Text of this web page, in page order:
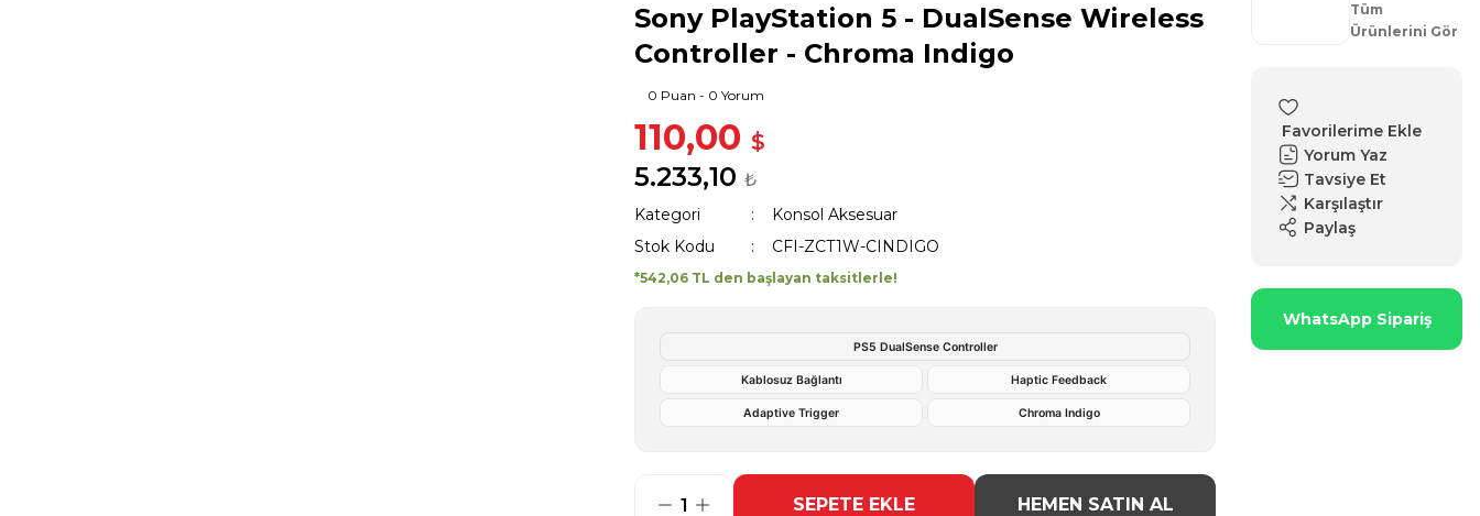
Sony PlayStation 5 - DualSense Wireless
Controller - Chroma Indigo
0 Puan - 0 Yorum
110,00 $
5.233,10 ₺
Kategori
Konsol Aksesuar
Stok Kodu
CFI-ZCT1W-CINDIGO
*542,06 TL den başlayan taksitlerle!
PS5 DualSense Controller
Kablosuz Bağlantı Haptic Feedback
Adaptive Trigger Chroma Indigo
SEPETE EKLE HEMEN SATIN AL
Tüm
Ürünlerini Gör
Yorum Yaz
Tavsiye Et
Karşılaştır
Paylaş
WhatsApp Sipariş